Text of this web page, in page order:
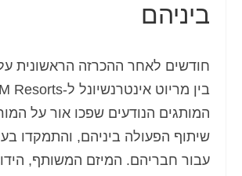
ביניהם
חודשים לאחר ההכרזה הראשונית
המותגים הנודעים שפכו אור על
שיתוף הפעולה ביניהם, והתמקדו
עבור חבריהם. המיזם המשותף,